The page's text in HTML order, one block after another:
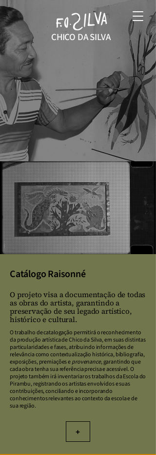
CHICO DA SILVA
Catálogo Raisonné
O projeto visa a documentação de todas
as obras do artista, garantindo a
preservação de seu legado artístico,
histórico e cultural.
O trabalho de catalogação permitirá o reconhecimento
da produção artística de Chico da Silva, em suas distintas
particularidades e fases, atribuindo informações de
relevância como contextualização histórica, bibliografia,
exposições, premiações eprovenance, garantindo que
cada obra tenha sua referência precisa e acessível.​ O
projeto também irá inventariar os trabalhos da Escola do
Pirambu, registrando os artistas envolvidos e suas
contribuições, conciliando e incorporando
conhecimentos relevantes ao contexto da escola e de
sua região.
+